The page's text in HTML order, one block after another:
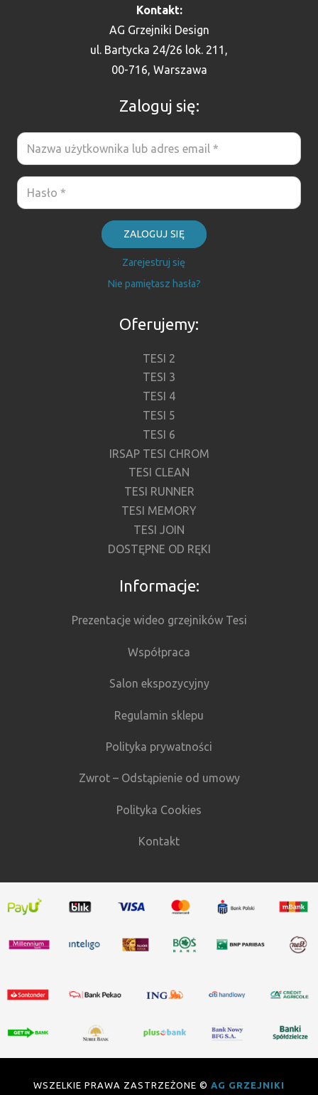
Kontakt:
AG Grzejniki Design
ul. Bartycka 24/26 lok. 211,
00-716, Warszawa
Zaloguj się:
ZALOGUJ SIĘ
Zarejestruj się
Nie pamiętasz hasła?
Oferujemy:
TESI 2
TESI 3
TESI 4
TESI 5
TESI 6
IRSAP TESI CHROM
TESI CLEAN
TESI RUNNER
TESI MEMORY
TESI JOIN
DOSTĘPNE OD RĘKI
Informacje:
Prezentacje wideo grzejników Tesi
Współpraca
Salon ekspozycyjny
Regulamin sklepu
Polityka prywatności
Zwrot – Odstąpienie od umowy
Polityka Cookies
Kontakt
WSZELKIE PRAWA ZASTRZEŻONE © AG GRZEJNIKI